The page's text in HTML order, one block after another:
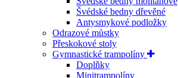
Švédské bedny dřevěné
Antysmykové podložky
Odrazové můstky
Přeskokové stoly
Gymnastické trampolíny
Doplňky
Minitrampolíny